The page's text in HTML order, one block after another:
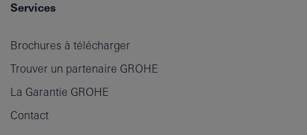
Services
Brochures à télécharger
Trouver un partenaire GROHE
La Garantie GROHE
Contact